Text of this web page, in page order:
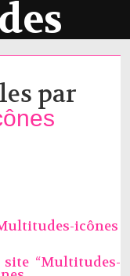
par
icônes
“Multitudes-